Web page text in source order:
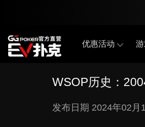
优惠活动 游
WSOP历史：
发布日期 2024年02月